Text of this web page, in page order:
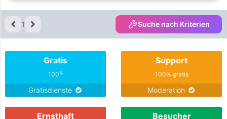
1 Suche nach Kriterien
Gratis
100%
Gratisdienste
Support
100% gratis
Moderation
Ernsthaft Besucher